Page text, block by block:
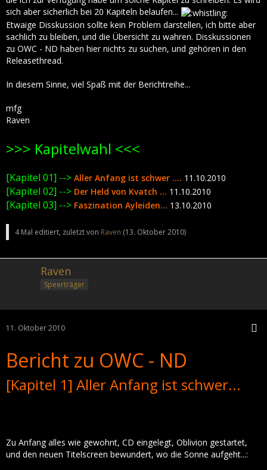
sich aber sicherlich bei 20 Kapiteln belaufen...
Etwaige Disskussion sollte kein Problem darstellen, ich bitte aber
sachlich zu bleiben, und die Übersicht zu wahren. Disskussionen
zu OWC - ND haben hier nichts zu suchen, und gehören in den
Releasethread.
In diesem Sinne, viel Spaß mit der Berichtreihe...
mfg
Raven
>>> Kapitelwahl <<<
[Kapitel 01] --> Aller Anfang ist schwer .... 11.10.2010
[Kapitel 02] --> Der Held von Kvatch ... 11.10.2010
[Kapitel 03] --> Faszination Ayleiden... 13.10.2010
4 Mal editiert, zuletzt von Raven (13. Oktober 2010)
Raven
Speerträger
11. Oktober 2010
Bericht zu OWC - ND
[Kapitel 1] Aller Anfang ist schwer...
Zu Anfang alles wie gewohnt, CD eingelegt, Oblivion gestartet,
und den neuen Titelscreen bewundert, wo die Sonne aufgeht...: